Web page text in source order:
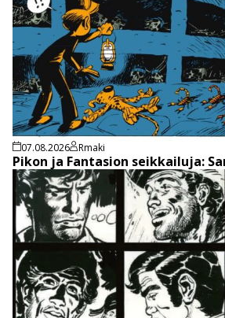
07.08.2026 Rmaki
Pikon ja Fantasion seikkailuja: